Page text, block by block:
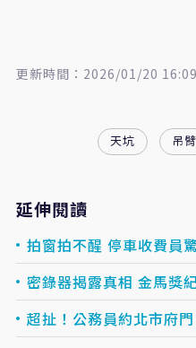
更新時間：2026/01/20 16:09
天坑 吊臂
延伸閱讀
拍窗拍不醒 停車收費員
密錄器揭露真相 金馬獎
超扯！公務員約北市府